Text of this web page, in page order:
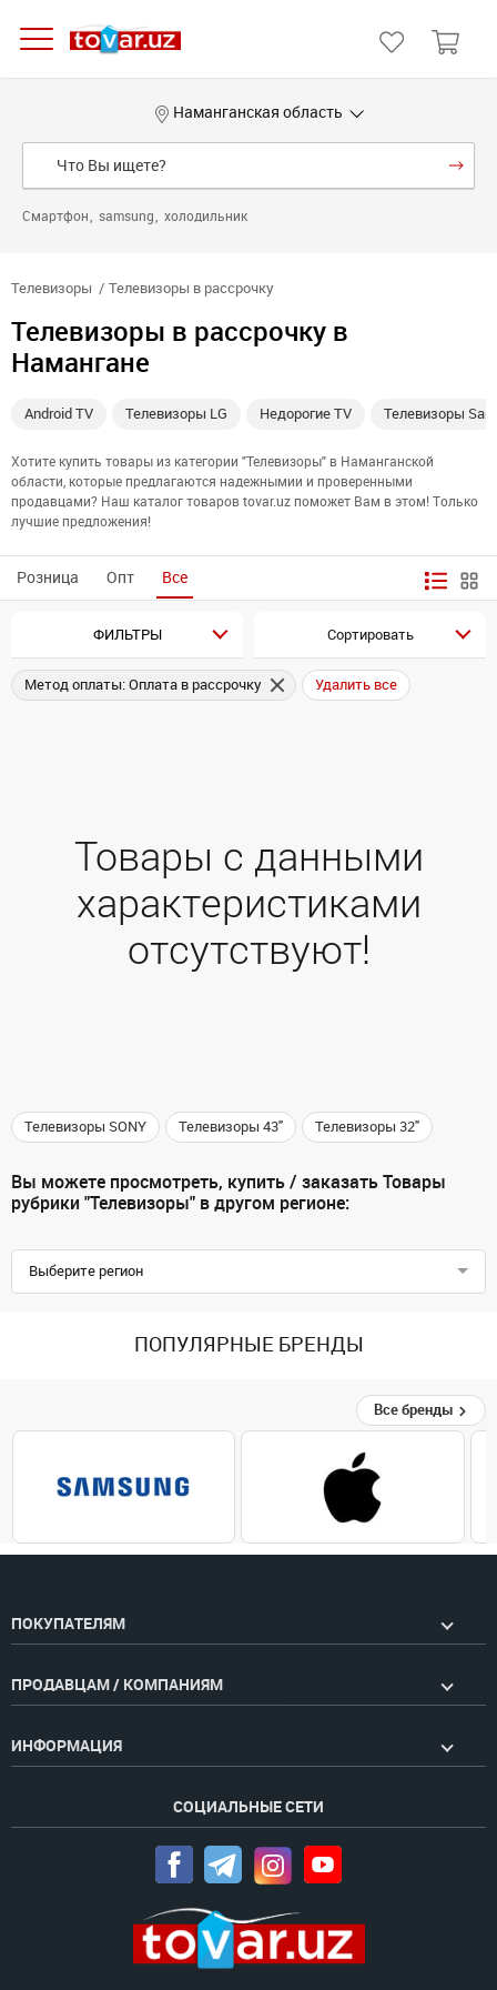
Наманганская область
Смартфон samsung холодильник
Телевизоры Телевизоры в рассрочку
Телевизоры в рассрочку в
Намангане
Android TV Телевизоры LG Недорогие TV Телевизоры
Хотите купить товары из категории "Телевизоры" в Наманганской
области, которые предлагаются надежнымии и проверенными
продавцами? Наш каталог товаров tovar.uz поможет Вам в этом! Только
лучшие предложения!
Розница Опт Все
ФИЛЬТРЫ Сортировать
Метод оплаты: Оплата в рассрочку Удалить все
Товары с данными
характеристиками
отсутствуют!
Телевизоры SONY Телевизоры 43" Телевизоры 32"
Вы можете просмотреть, купить / заказать Товары
рубрики "Телевизоры" в другом регионе:
Выберите регион
ПОПУЛЯРНЫЕ БРЕНДЫ
Все бренды
ПОКУПАТЕЛЯМ
ПРОДАВЦАМ / КОМПАНИЯМ
ИНФОРМАЦИЯ
СОЦИАЛЬНЫЕ СЕТИ